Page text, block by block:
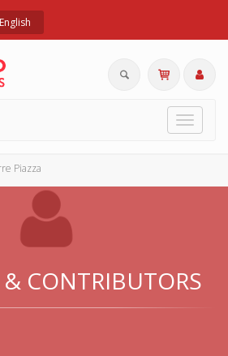
English
Toggle
Piazza
CONTRIBUTORS